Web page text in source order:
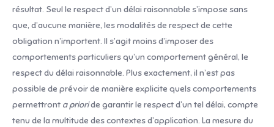
résultat. Seul le respect d’un délai raisonnable s’impose sans
que, d’aucune manière, les modalités de respect de cette
obligation n’importent. Il s’agit moins d’imposer des
comportements particuliers qu’un comportement général, le
respect du délai raisonnable. Plus exactement, il n’est pas
possible de prévoir de manière explicite quels comportements
permettront a prioride garantir le respect d’un tel délai, compte
tenu de la multitude des contextes d’application. La mesure du